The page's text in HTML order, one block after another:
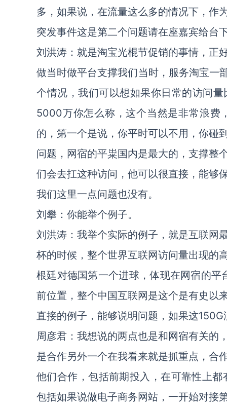
多，如果说，在流量这么多的情况下，作
突发事件这是第二个问题请在座嘉宾给台
刘洪涛：就是淘宝光棍节促销的事情，正
做当时做平台支撑我们当时，服务淘宝
个情况，我们可以想如果你日常的访问
5000万你怎么称，这个当然是非常浪费
的，第一个是说，你平时可以不用，你碰
问题，网宿的平粜国内是最大的，支撑整
们会去扛这种访问，他可以很直接，能够
我们这里一点问题也没有。
刘攀：你能举个例子。
刘洪涛：我举个实际的例子，就是互联网
杯的时候，整个世界互联网访问量出现的
根廷对德国第一个进球，体现在网宿的
前位置，整个中国互联网是这个是有史以
直接的例子，能够说明问题，如果这
周彦君：我想说的两点也是和网宿有关的
是合作另外一个在我看来就是抓重点，合
他们合作，包括前期投入，在可靠性上
包括如果说做电子商务网站，一开始对接